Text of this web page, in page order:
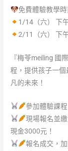
免費體驗教學時
1/14（六） 下
2/11（六） 下
『梅苓meiling 國
程，提供孩子一
凡的未來！
參加體驗課
現場報名並
現金3000元！
報名成交，